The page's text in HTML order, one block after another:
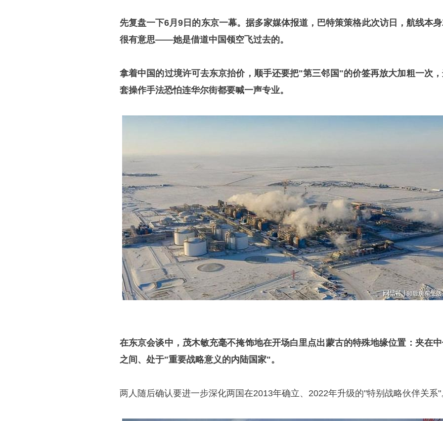
先复盘一下6月9日的东京一幕。据多家媒体报道，巴特策策格此次访日，航线本
很有意思——她是借道中国领空飞过去的。
拿着中国的过境许可去东京抬价，顺手还要把"第三邻国"的价签再放大加粗一次
套操作手法恐怕连华尔街都要喊一声专业。
在东京会谈中，茂木敏充毫不掩饰地在开场白里点出蒙古的特殊地缘位置：夹在
之间、处于"重要战略意义的内陆国家"。
两人随后确认要进一步深化两国在2013年确立、2022年升级的"特别战略伙伴关系"